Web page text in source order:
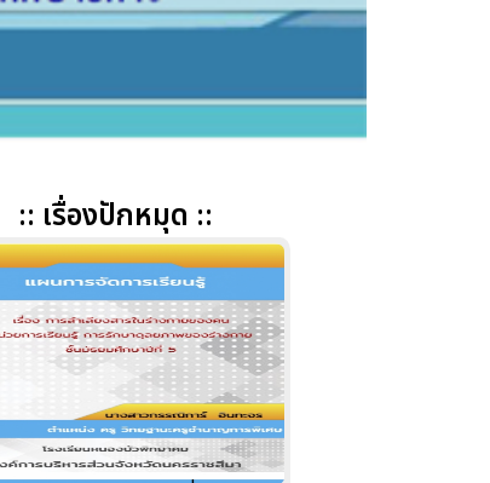
:: เรื่องปักหมุด ::